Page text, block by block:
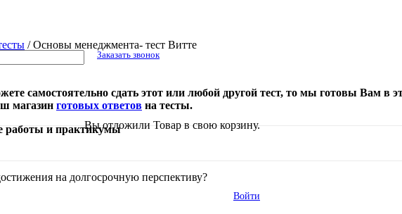
найденных результатов используйте стрелки
Заказать звонок
Вы отложили Товар в свою корзину.
Войти
/Основы менеджмента- тест Витте
самостоятельно сдать этот или любой другой тест, то мы готовы Вам в
магазин готовых ответов на тесты.
работы и практикумы
на долгосрочную перспективу?